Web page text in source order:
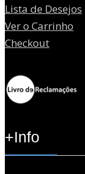
Lista de Desejos
Ver o Carrinho
Checkout
+Info